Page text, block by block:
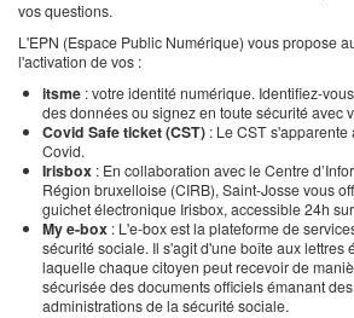
vos questions.
L'EPN (Espace Public Numérique) vous propose
l'activation de vos :
itsme : votre identité numérique. Identifiez-
des données ou signez en toute sécurité avec
Covid Safe ticket (CST) : Le CST
Covid.
Irisbox : En collaboration avec le Centre
Région bruxelloise (CIRB), Saint-Josse vous
guichet électronique Irisbox, accessible 24h
My e-box : L'e-box est la plateforme de
sécurité sociale. Il s'agit d'une boîte aux lettres
laquelle chaque citoyen peut recevoir de
sécurisée des documents officiels émanant
administrations de la sécurité sociale.